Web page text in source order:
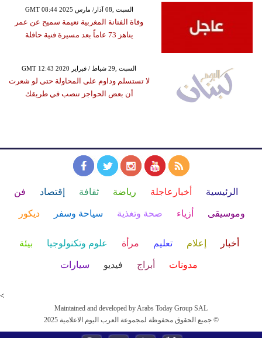
GMT 08:44 2025 السبت ,08 آذار/ مارس
وفاة الفنانة المغربية نعيمة سميح عن عمر
يناهز 73 عاماً بعد مسيرة فنية حافلة
GMT 12:43 2020 السبت ,29 شباط / فبراير
لا تستسلم وداوم على المحاولة حتى لو شعرت
أن بعض الحواجز تنصب في طريقك
الرئيسية أخبارعاجلة رياضة ثقافة إقتصاد فن
وموسيقى أزياء صحة وتغذية سياحة وسفر ديكور
أخبار إعلام تعليم مرأة علوم وتكنولوجيا بيئة
مدونات أبراج فيديو سيارات
<
Maintained and developed by Arabs Today Group SAL
جميع الحقوق محفوظة لمجموعة العرب اليوم الاعلامية 2025 ©